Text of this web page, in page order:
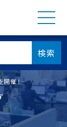
検索
開催！